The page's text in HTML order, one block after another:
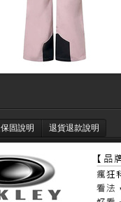
固說明 退貨退款說明